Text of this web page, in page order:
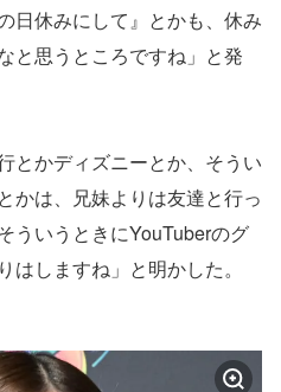
日休みにして』とかも、休み
と思うところですね」と発
とかディズニーとか、そうい
かは、兄妹よりは友達と行っ
ういうときにYouTuberのグ
しますね」と明かした。